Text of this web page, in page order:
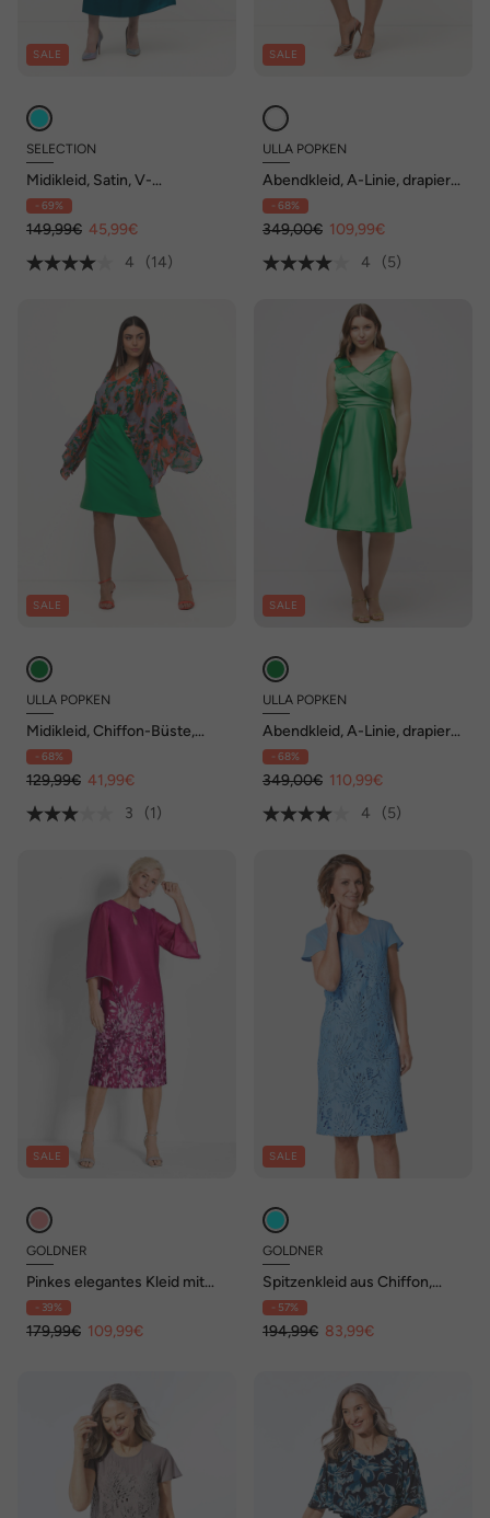
SALE
SELECTION
Midikleid, Satin, V-
Ausschnitt, Halbarm,
Taschen
- 69%
149,99€ 45,99€
4
(14)
SALE
ULLA POPKEN
Abendkleid, A-Linie, drapiert,
V-Ausschnitt, ärmellos
- 68%
349,00€ 109,99€
4
(5)
SALE
ULLA POPKEN
Midikleid, Chiffon-Büste,
Blätter, V-Ausschnitt,
Langarm
- 68%
129,99€ 41,99€
3
(1)
SALE
ULLA POPKEN
Abendkleid, A-Linie, drapiert,
V-Ausschnitt, ärmellos
- 68%
349,00€ 110,99€
4
(5)
SALE
GOLDNER
Pinkes elegantes Kleid mit
3/4-Arm aus Chiffon
- 39%
179,99€ 109,99€
SALE
GOLDNER
Spitzenkleid aus Chiffon,
Flügelärmeln
- 57%
194,99€ 83,99€